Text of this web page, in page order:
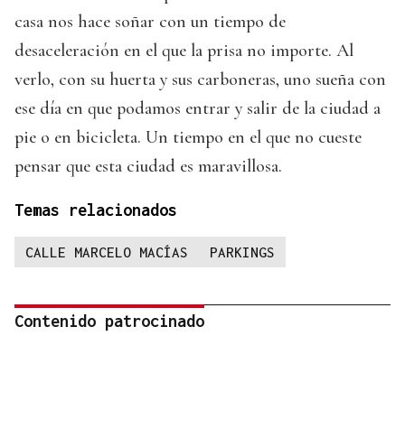
casa nos hace soñar con un tiempo de
desaceleración en el que la prisa no importe. Al
verlo, con su huerta y sus carboneras, uno sueña con
ese día en que podamos entrar y salir de la ciudad a
pie o en bicicleta. Un tiempo en el que no cueste
pensar que esta ciudad es maravillosa.
Temas relacionados
CALLE MARCELO MACÍAS PARKINGS
Contenido patrocinado